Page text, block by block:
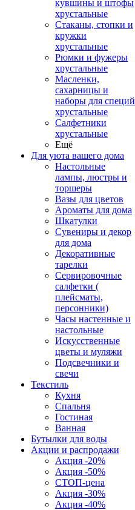
кувшины и штофы
хрустальные
Стаканы, стопки и
кружки
хрустальные
Рюмки и фужеры
хрустальные
Масленки,
сахарницы и
наборы для специй
хрустальные
Салфетники
хрустальные
Ещё
Для уюта вашего дома
Настольные
лампы, люстры и
торшеры
Вазы для цветов
Ароматы для дома
Шкатулки
Сувениры и декор
для дома
Декоративные
тарелки
Сервировочные
салфетки (
плейсматы,
персонники)
Часы настенные и
настольные
Искусственные
цветы и муляжи
Подсвечники и
свечи
Текстиль
Кухня
Спальня
Гостиная
Ванная
Бутылки для воды
Акции и распродажи
Акция -20%
Акция -50%
СТОП-цена
Акция -30%
Акция -40%